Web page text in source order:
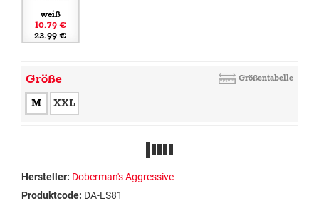
weiß
10.79 €
23.99 €
Größe Größentabelle
M XXL
Hersteller: Doberman's Aggressive
Produktcode: DA-LS81